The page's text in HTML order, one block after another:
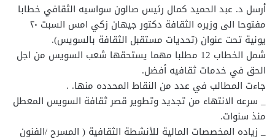
أرسل د. عبد الحميد كمال رئيس صالون سواسيه الثقافي خطابا
مفتوحا الى وزيره الثقافة دكتور جيهان زكي امس السبت ٢٠
يونية تحت عنوان (تحديات مستقبل الثقافة بالسويس).
شمل الخطاب 12 مطلبا مهما يستحقها شعب السويس من اجل
الحق في خدمات ثقافيه أفضل.
جاءت المطالب في عدد من النقاط المحدده منها. .
_ سرعه الانتهاء من تجديد وتطوير قصر ثقافة السويس المعطل
منذ سنوات.
_ زياده المخصصات المالية للأنشطة الثقافية ( المسرح /الفنون